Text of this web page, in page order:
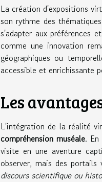
La création d'expositions
son rythme des
s'adapter aux préférences
comme une innovation
géographiques ou
accessible et enrichissante
Les
L'intégration de la réalité
compréhension muséale.
visite en une aventure
observer, mais des
discours scientifique ou